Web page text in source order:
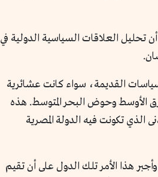
تحليل العلاقات السياسية الدولية في
القديمة، سواء كانت عشائرية
الأوسط وحوض البحر المتوسط. هذه
الذي تكونت فيه الدولة المصرية
هذا الأمر تلك الدول على أن تقيم